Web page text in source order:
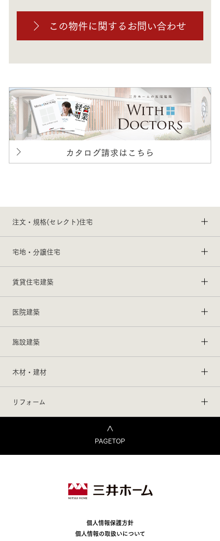
この物件に関するお問い合わせ
カタログ請求はこちら
注文・規格(セレクト)住宅
宅地・分譲住宅
賃貸住宅建築
医院建築
施設建築
木材・建材
リフォーム
PAGETOP
個人情報保護方針
個人情報の取扱いについて